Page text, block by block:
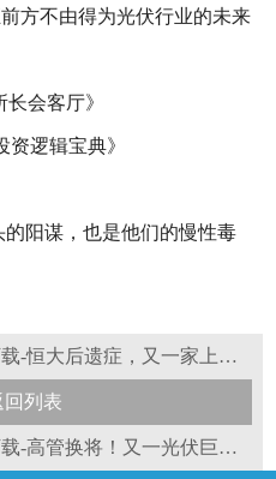
方不由得为光伏行业的未来
会客厅》
逻辑宝典》
阳谋，也是他们的慢性毒
上一条：乐鱼体育官网app下载-恒大后遗症，又一家上市公司解约普华永道
回列表
下一条：乐鱼体育官网app下载-高管换将！又一光伏巨头再爆大动作